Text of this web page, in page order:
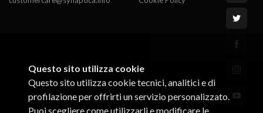
Questo sito utilizza cookie
Questo sito utilizza cookie tecnici, analitici e di
profilazione per offrirti un servizio personalizzato.
Puoi scegliere come utilizzarli e modificare le